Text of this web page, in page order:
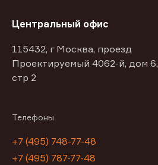
Центральный офис
115432, г Москва, проезд
Проектируемый 4062-й, дом 6,
стр 2
Телефоны
+7 (495) 748-77-48
+7 (495) 787-77-48